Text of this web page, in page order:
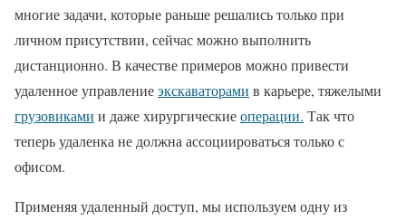
многие задачи, которые раньше решались только при
личном присутствии, сейчас можно выполнить
дистанционно. В качестве примеров можно привести
удаленное управлениеэкскаваторами в карьере, тяжелыми
грузовиками и даже хирургическиеоперации. Так что
теперь удаленка не должна ассоциироваться только с
офисом.
Применяя удаленный доступ, мы используем одну из